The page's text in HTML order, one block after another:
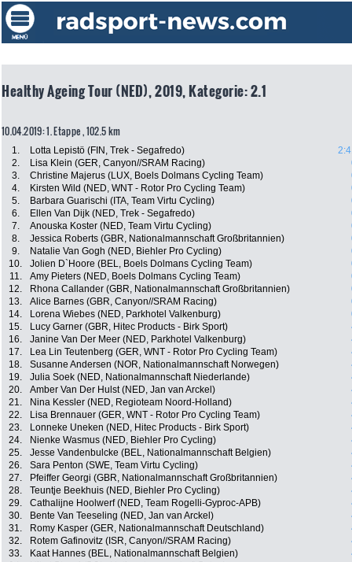
Healthy Ageing Tour (NED), 2019, Kategorie: 2.1
10.04.2019: 1. Etappe , 102.5 km
1. Lotta Lepistö (FIN, Trek - Segafredo)
2.
Lisa Klein (GER, Canyon//SRAM Racing)
3.
Christine Majerus (LUX, Boels Dolmans Cycling Team)
4.
Kirsten Wild (NED, WNT - Rotor Pro Cycling Team)
5.
Barbara Guarischi (ITA, Team Virtu Cycling)
6.
Ellen Van Dijk (NED, Trek - Segafredo)
7.
Anouska Koster (NED, Team Virtu Cycling)
8.
Jessica Roberts (GBR, Nationalmannschaft Großbritannien)
9.
Natalie Van Gogh (NED, Biehler Pro Cycling)
10.
Jolien D`Hoore (BEL, Boels Dolmans Cycling Team)
11.
Amy Pieters (NED, Boels Dolmans Cycling Team)
12.
Rhona Callander (GBR, Nationalmannschaft Großbritannien)
13.
Alice Barnes (GBR, Canyon//SRAM Racing)
14.
Lorena Wiebes (NED, Parkhotel Valkenburg)
15.
Lucy Garner (GBR, Hitec Products - Birk Sport)
16.
Janine Van Der Meer (NED, Parkhotel Valkenburg)
17.
Lea Lin Teutenberg (GER, WNT - Rotor Pro Cycling Team)
18.
Susanne Andersen (NOR, Nationalmannschaft Norwegen)
19.
Julia Soek (NED, Nationalmannschaft Niederlande)
20.
Amber Van Der Hulst (NED, Jan van Arckel)
21.
Nina Kessler (NED, Regioteam Noord-Holland)
22.
Lisa Brennauer (GER, WNT - Rotor Pro Cycling Team)
23.
Lonneke Uneken (NED, Hitec Products - Birk Sport)
24.
Nienke Wasmus (NED, Biehler Pro Cycling)
25.
Jesse Vandenbulcke (BEL, Nationalmannschaft Belgien)
26.
Sara Penton (SWE, Team Virtu Cycling)
27.
Pfeiffer Georgi (GBR, Nationalmannschaft Großbritannien)
28.
Teuntje Beekhuis (NED, Biehler Pro Cycling)
29.
Cathalijne Hoolwerf (NED, Team Rogelli-Gyproc-APB)
30.
Bente Van Teeseling (NED, Jan van Arckel)
31.
Romy Kasper (GER, Nationalmannschaft Deutschland)
32.
Rotem Gafinovitz (ISR, Canyon//SRAM Racing)
33.
Kaat Hannes (BEL, Nationalmannschaft Belgien)